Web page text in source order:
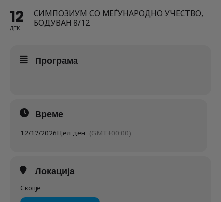
12
ДЕК
СИМПОЗИУМ СО МЕЃУНАРОДНО УЧЕСТВО,
БОДУВАН 8/12
Програма
Време
12/12/2026Цел ден (GMT+00:00)
Локација
Скопје